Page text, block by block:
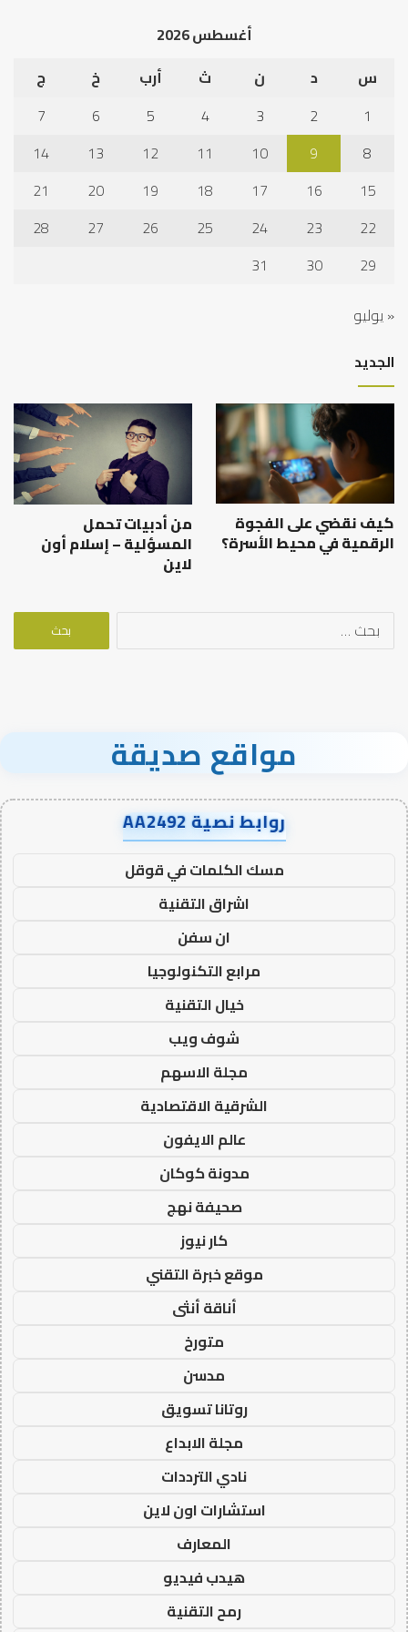
أغسطس 2026
س
د ن ث أرب خ
ج
1
2
3
4
5
6
7
8
9
10
11
12
13
14
15
16
17
18
19
20
21
22
23
24
25
26
27
28
29
30
31
« يوليو
الجديد
كيف نقضي على الفجوة
الرقمية في محيط الأسرة؟
من أدبيات تحمل
المسؤلية – إسلام أون
لاين
البحث
مواقع صديقة
روابط نصية AA2492
مسك الكلمات في قوقل
اشراق التقنية
ان سفن
مرابع التكنولوجيا
خيال التقنية
شوف ويب
مجلة الاسهم
الشرقية الاقتصادية
عالم الايفون
مدونة كوكان
صحيفة نهج
كار نيوز
موقع خبرة التقني
أناقة أنثى
متورخ
مدسن
روتانا تسويق
مجلة الابداع
نادي الترددات
استشارات اون لاين
المعارف
هيدب فيديو
رمح التقنية